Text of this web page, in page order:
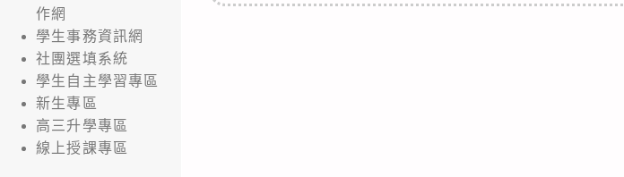
作網
學生事務資訊網
社團選填系統
學生自主學習專區
新生專區
高三升學專區
線上授課專區